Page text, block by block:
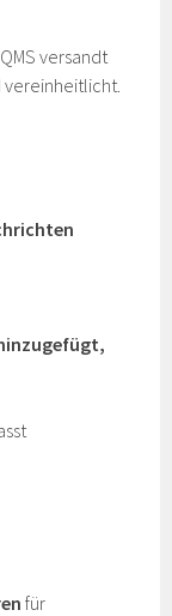
versandt
für